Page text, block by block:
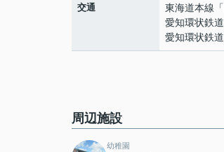
交通 東海道本線 「
愛知環状鉄道
愛知環状鉄道
周辺施設
幼稚園